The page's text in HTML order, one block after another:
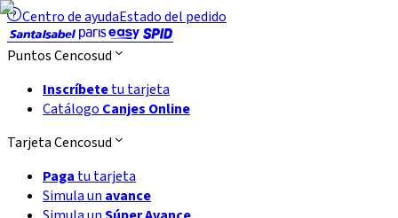
Centro de ayudaEstado del pedido
Puntos Cencosud
Inscríbetetu tarjeta
Catálogo Canjes Online
Tarjeta Cencosud
Paga tu tarjeta
Simula un avance